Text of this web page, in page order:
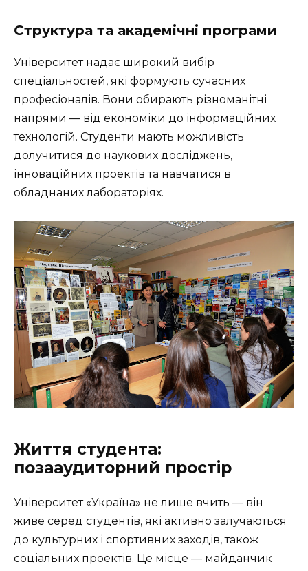
Структура та академічні програми
Університет надає широкий вибір
спеціальностей, які формують сучасних
професіоналів. Вони обирають різноманітні
напрями — від економіки до інформаційних
технологій. Студенти мають можливість
долучитися до наукових досліджень,
інноваційних проектів та навчатися в
обладнаних лабораторіях.
Життя студента:
позааудиторний простір
Університет «Україна» не лише вчить — він
живе серед студентів, які активно залучаються
до культурних і спортивних заходів, також
соціальних проектів. Це місце — майданчик